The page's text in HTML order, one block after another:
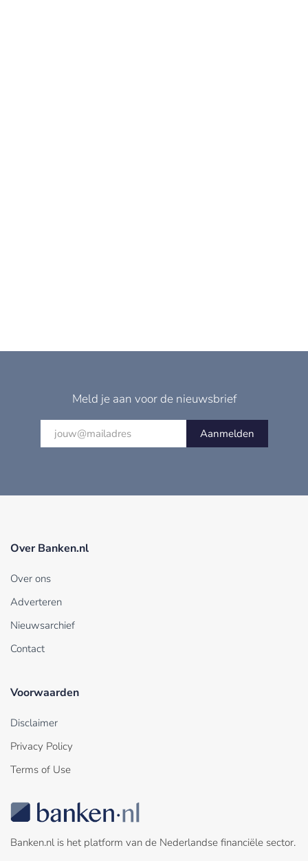
Meld je aan voor de nieuwsbrief
Aanmelden
Over Banken.nl
Over ons
Adverteren
Nieuwsarchief
Contact
Voorwaarden
Disclaimer
Privacy Policy
Terms of Use
Banken.nl is het platform van de Nederlandse financiële sector.